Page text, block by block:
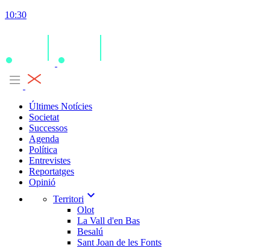
10:30
Últimes Notícies
Societat
Successos
Agenda
Política
Entrevistes
Reportatges
Opinió
Territori expand_more
Olot
La Vall d'en Bas
Besalú
Sant Joan de les Fonts